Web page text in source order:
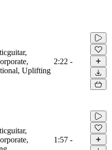
Uplifting
2:22 -
1:57 -